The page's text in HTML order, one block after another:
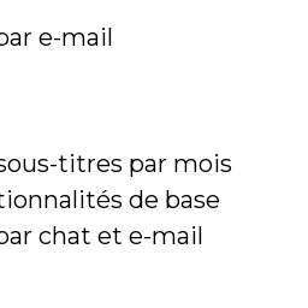
e-mail
titres par mois
de base
chat et e-mail